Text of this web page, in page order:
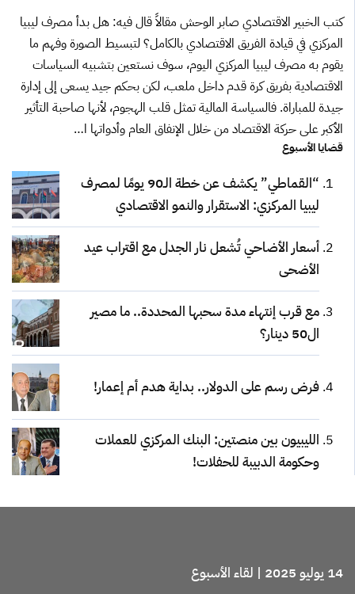
كتب الخبير الاقتصادي صابر الوحش مقالاً قال فيه: هل بدأ مصرف ليبيا
المركزي في قيادة الفريق الاقتصادي بالكامل؟ لتبسيط الصورة وفهم ما
يقوم به مصرف ليبيا المركزي اليوم، سوف نستعين بتشبيه السياسات
الاقتصادية بفريق كرة قدم داخل ملعب، لكن بحكم جيد يسعى إلى إدارة
جيدة للمباراة. فالسياسة المالية تمثل قلب الهجوم، لأنها صاحبة التأثير
الأكبر على حركة الاقتصاد من خلال الإنفاق العام وأدواتها ا…
قضايا الأسبوع
“القماطي” يكشف عن خطة الـ90 يومًا لمصرف
ليبيا المركزي: الاستقرار والنمو الاقتصادي
أسعار الأضاحي تُشعل نار الجدل مع اقتراب عيد
الأضحى
مع قرب إنتهاء مدة سحبها المحددة.. ما مصير
ال50 دينار؟
فرض رسم على الدولار.. بداية هدم أم إعمار!
الليبيون بين منصتين: البنك المركزي للعملات
وحكومة الدبيبة للحفلات!
14 يوليو 2025 | لقاء الأسبوع